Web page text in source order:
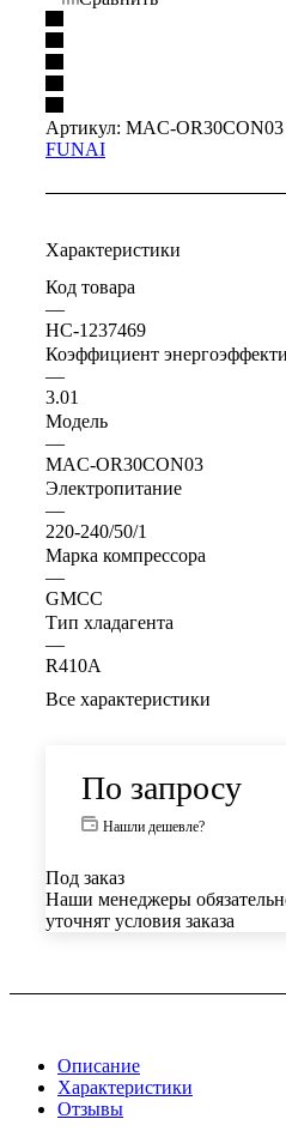
Артикул: MAC-OR30CON03
FUNAI
Характеристики
Код товара
—
НС-1237469
Коэффициент
—
3.01
Модель
—
MAC-OR30CON03
Электропитание
—
220-240/50/1
Марка компрессора
—
GMCC
Тип хладагента
—
R410A
Все характеристики
По запросу
Нашли дешевле?
Под заказ
Наши менеджеры
уточнят условия заказа
Описание
Характеристики
Отзывы